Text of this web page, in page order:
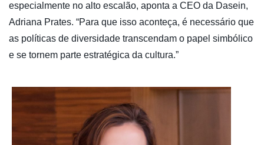
especialmente no alto escalão, aponta a CEO da Dasein,
Adriana Prates. “Para que isso aconteça, é necessário que
as políticas de diversidade transcendam o papel simbólico
e se tornem parte estratégica da cultura.”